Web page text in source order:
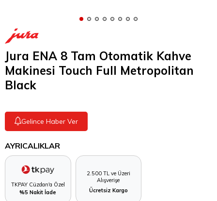
Jura ENA 8 Tam Otomatik Kahve
Makinesi Touch Full Metropolitan
Black
Gelince Haber Ver
AYRICALIKLAR
TKPAY Cüzdan'a Özel
%5 Nakit İade
2.500 TL ve Üzeri
Alışverişe
Ücretsiz Kargo